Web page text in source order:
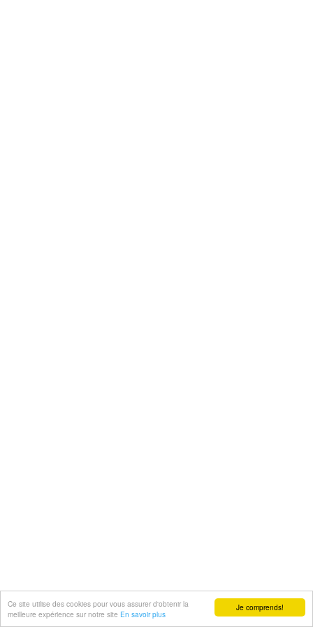
Je comprends!
Ce site utilise des cookies pour vous assurer d'obtenir la
meilleure expérience sur notre site En savoir plus